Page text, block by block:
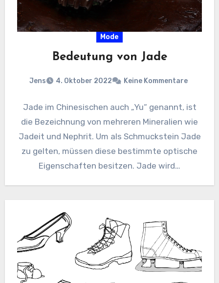
Mode
Bedeutung von Jade
Jens 4. Oktober 2022 Keine Kommentare
Jade im Chinesischen auch „Yu“ genannt, ist
die Bezeichnung von mehreren Mineralien wie
Jadeit und Nephrit. Um als Schmuckstein Jade
zu gelten, müssen diese bestimmte optische
Eigenschaften besitzen. Jade wird…